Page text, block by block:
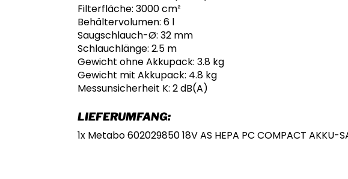
Filterfläche: 3000 cm²
Behältervolumen: 6 l
Saugschlauch-Ø: 32 mm
Schlauchlänge: 2.5 m
Gewicht ohne Akkupack: 3.8 kg
Gewicht mit Akkupack: 4.8 kg
Messunsicherheit K: 2 dB(A)
LIEFERUMFANG:
1x Metabo 602029850 18V AS HEPA PC COMPACT AKKU-